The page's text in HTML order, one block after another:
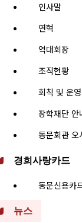
인사말
연혁
역대회장
조직현황
회칙 및 운
장학재단 안
동문회관 오
경희사랑카드
동문신용카
뉴스